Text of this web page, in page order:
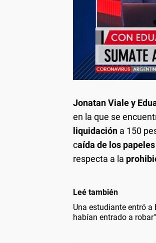
Jonatan Viale y
en la que se
liquidación a 150
caída de los
respecta a la
Leé también
Una estudiante entró
habían entrado a robar"